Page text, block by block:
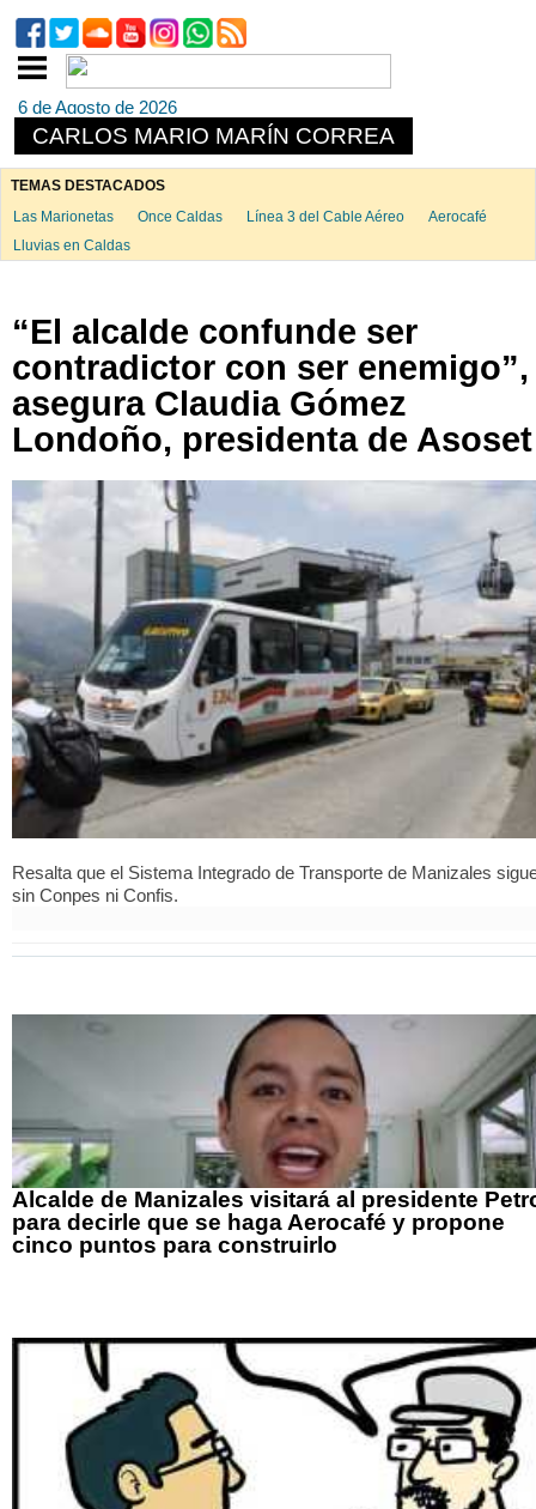
6 de Agosto de 2026
CARLOS MARIO MARÍN CORREA
TEMAS DESTACADOS
Las Marionetas
Once Caldas Línea 3 del Cable Aéreo
Aerocafé
Lluvias en Caldas
“El alcalde confunde ser
contradictor con ser enemigo”,
asegura Claudia Gómez
Londoño, presidenta de Asoset
Resalta que el Sistema Integrado de Transporte de Manizales
sin Conpes ni Confis.
Alcalde de Manizales visitará al presidente
para decirle que se haga Aerocafé y propone
cinco puntos para construirlo